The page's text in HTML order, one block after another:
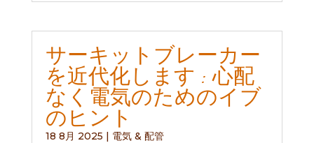
サーキットブレーカー
を近代化します : 心配
なく電気のためのイブ
のヒント
18 8月 2025 | 電気 & 配管